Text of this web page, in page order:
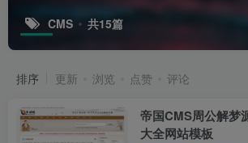
CMS 共15篇
排序 更新 浏览 点赞 评论
帝国CMS周公解梦
大全网站模板